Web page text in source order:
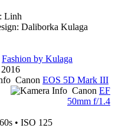
Linh
Daliborka Kulaga
Fashion by Kulaga
Canon EOS 5D Mark III
Canon EF
50mm f/1.4
• ISO 125